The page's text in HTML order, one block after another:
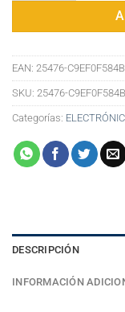
EAN: 25476-
SKU: 25476-
Categorías:
DESCRIPCIÓN
INFORMACIÓN